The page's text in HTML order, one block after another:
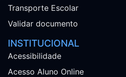
Transporte Escolar
Validar documento
INSTITUCIONAL
Acessibilidade
Acesso Aluno Online